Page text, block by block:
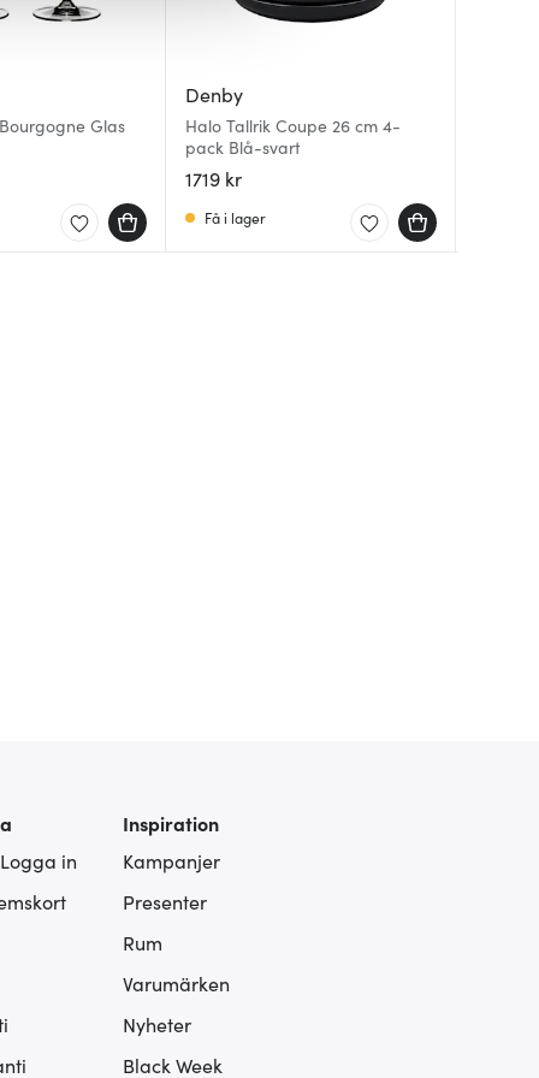
Glas
Denby
Halo Tallrik Coupe 26 cm 4-
pack Blå-svart
1719 kr
Få i lager
in
Inspiration
Kampanjer
Presenter
Rum
Varumärken
Nyheter
Black Week